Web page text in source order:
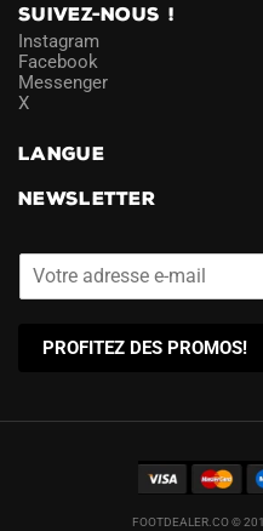
SUIVEZ-NOUS !
Instagram
Facebook
Messenger
X
LANGUE
NEWSLETTER
PROFITEZ DES PROMOS!
FOOTDEALER.CO ©